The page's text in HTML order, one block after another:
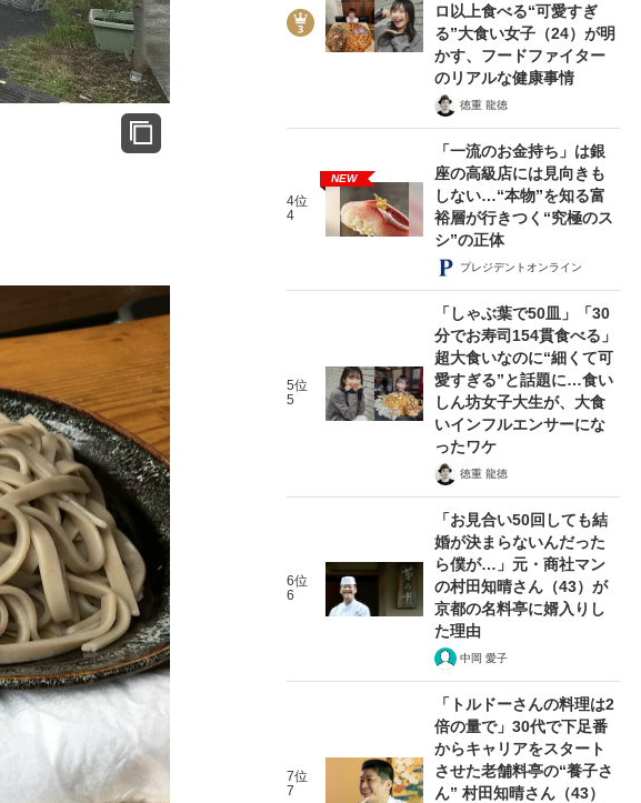
ロ以上食べる“可愛すぎ
る”大食い女子（24）が明
かす、フードファイター
のリアルな健康事情
徳重 龍徳
4位
4
NEW
「一流のお金持ち」は銀
座の高級店には見向きも
しない…“本物”を知る富
裕層が行きつく“究極のス
シ”の正体
プレジデントオンライン
5位
5
「しゃぶ葉で50皿」「30
分でお寿司154貫食べる」
超大食いなのに“細くて可
愛すぎる”と話題に…食い
しん坊女子大生が、大食
いインフルエンサーにな
ったワケ
徳重 龍徳
6位
6
「お見合い50回しても結
婚が決まらないんだった
ら僕が…」元・商社マン
の村田知晴さん（43）が
京都の名料亭に婿入りし
た理由
中岡 愛子
7位
7
「トルドーさんの料理は2
倍の量で」30代で下足番
からキャリアをスタート
させた老舗料亭の“養子さ
ん” 村田知晴さん（43）